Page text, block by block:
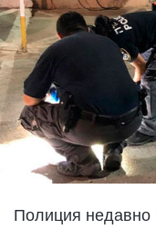
Полиция недавно